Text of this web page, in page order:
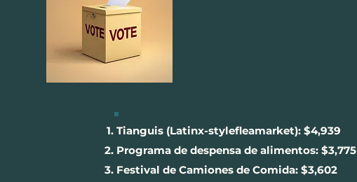
Tianguis (Latinx-stylefleamarket): $4,939
Programa de despensa de alimentos: $3,775
Festival de Camiones de Comida: $3,602